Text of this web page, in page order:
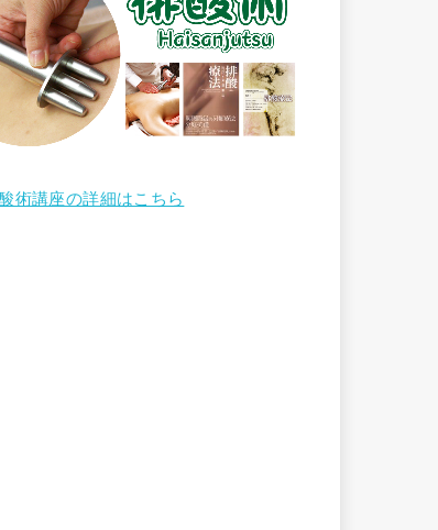
術講座の詳細はこちら